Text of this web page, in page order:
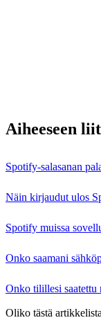
Aiheeseen
Spotify-salasanan
Näin kirjaudut ulos
Spotify muissa
Onko saamani
Onko tilillesi saatettu
Oliko tästä